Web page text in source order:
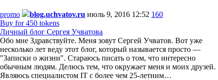
promo blog.uchvatov.ru июль 9, 2016 12:52 160
Buy for 450 tokens
Личный блог Сергея Учватова
Обо мне Здравствуйте. Меня зовут Сергей Учватов. Вот уже
несколько лет веду этот блог, который называется просто —
"Записки о жизни". Стараюсь писать о том, что интересно
обычным людям. Делюсь тем, что окружает меня и моих друзей.
Являюсь специалистом IT с более чем 25-летним…